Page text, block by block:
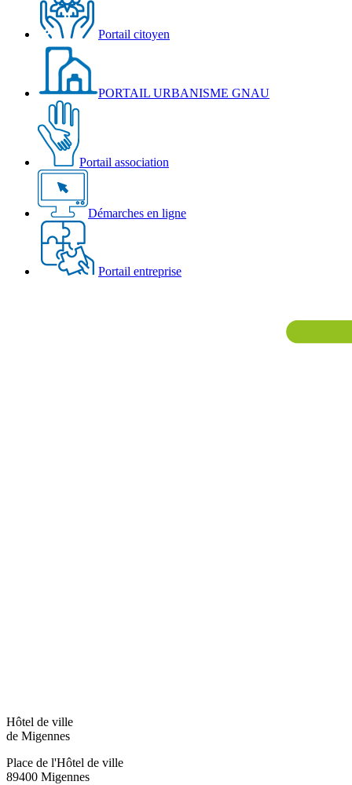
Portail citoyen
PORTAIL URBANISME GNAU
Portail association
Démarches en ligne
Portail entreprise
Hôtel de ville
de Migennes
Place de l'Hôtel de ville
89400 Migennes